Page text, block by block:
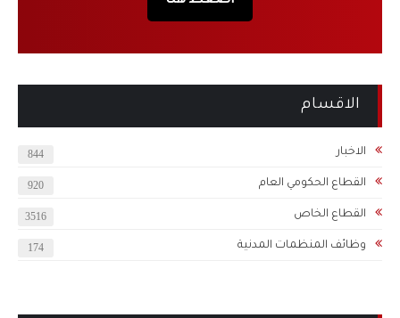
الاقسام
الاخبار 844
القطاع الحكومي العام 920
القطاع الخاص 3516
وظائف المنظمات المدنية 174